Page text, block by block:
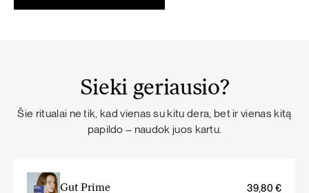
price
price
Sieki geriausio?
Šie ritualai ne tik, kad vienas su kitu dera, bet ir vienas kitą
papildo – naudok juos kartu.
Gut Prime 39,80€